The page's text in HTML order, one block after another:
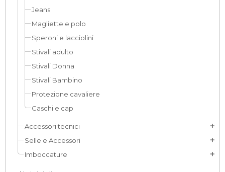
Jeans
Magliette e polo
Speroni e lacciolini
Stivali adulto
Stivali Donna
Stivali Bambino
Protezione cavaliere
Caschi e cap
Accessori tecnici add
Selle e Accessori add
Imboccature add